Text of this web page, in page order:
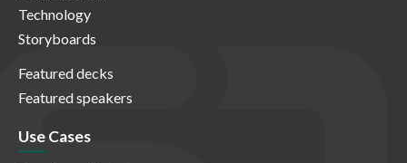
Technology
Storyboards
Featured decks
Featured speakers
Use Cases